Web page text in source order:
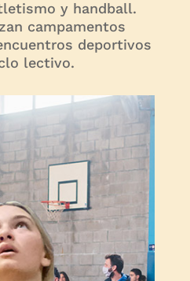
y handball.
campamentos
deportivos
lectivo.